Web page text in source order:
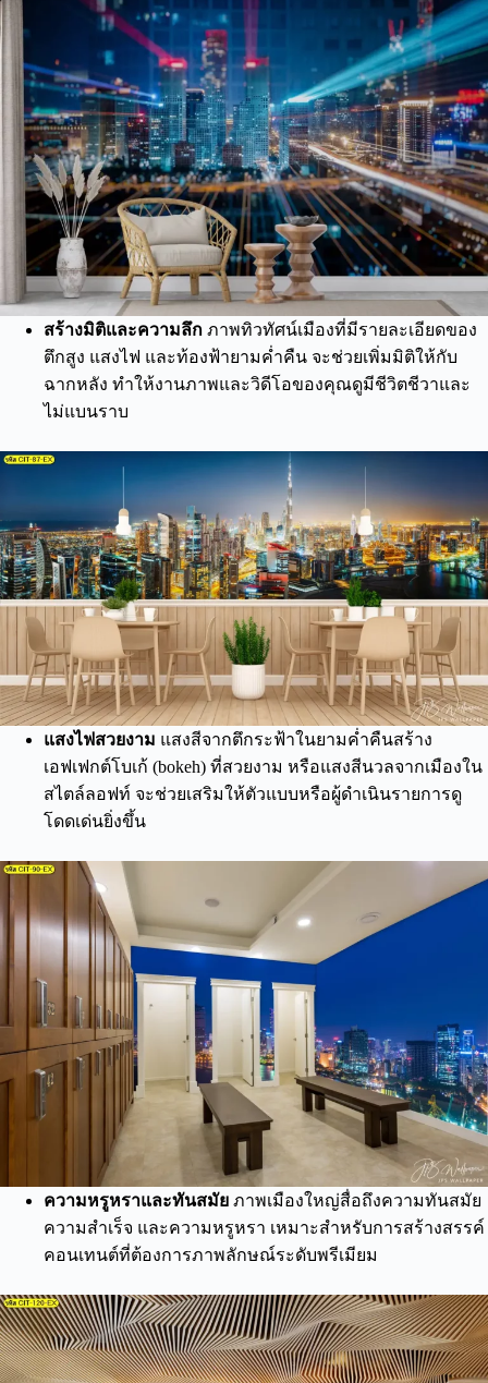
สร้างมิติและความลึก ภาพทิวทัศน์เมืองที่มีรายละเอียดของ
ตึกสูง แสงไฟ และท้องฟ้ายามค่ำคืน จะช่วยเพิ่มมิติให้กับ
ฉากหลัง ทำให้งานภาพและวิดีโอของคุณดูมีชีวิตชีวาและ
ไม่แบนราบ
แสงไฟสวยงาม แสงสีจากตึกระฟ้าในยามค่ำคืนสร้าง
เอฟเฟกต์โบเก้ (bokeh) ที่สวยงาม หรือแสงสีนวลจากเมืองใน
สไตล์ลอฟท์ จะช่วยเสริมให้ตัวแบบหรือผู้ดำเนินรายการดู
โดดเด่นยิ่งขึ้น
ความหรูหราและทันสมัย ภาพเมืองใหญ่สื่อถึงความทันสมัย
ความสำเร็จ และความหรูหรา เหมาะสำหรับการสร้างสรรค์
คอนเทนต์ที่ต้องการภาพลักษณ์ระดับพรีเมียม